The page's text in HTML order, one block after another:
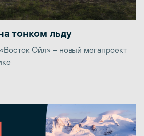
тонком льду
Ойл» – новый мегапроект